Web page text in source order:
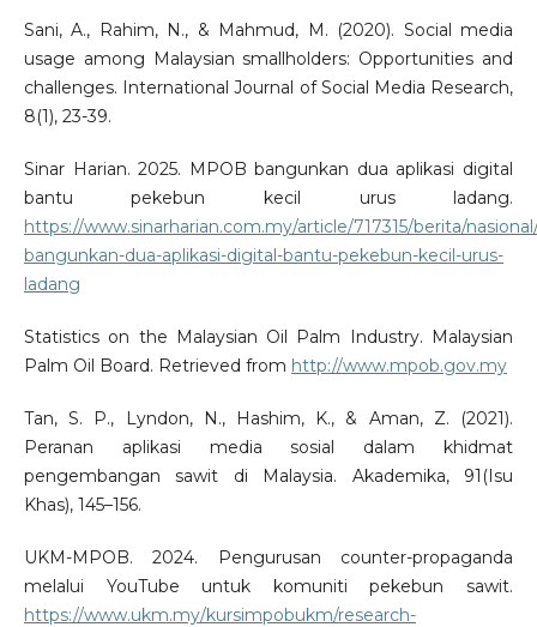
Sani, A., Rahim, N., & Mahmud, M. (2020). Social media
usage among Malaysian smallholders: Opportunities and
challenges. International Journal of Social Media Research,
8(1), 23-39.
Sinar Harian. 2025. MPOB bangunkan dua aplikasi digital
bantu pekebun kecil urus ladang.
https://www.sinarharian.com.my/article/717315/berita/
bangunkan-dua-aplikasi-digital-bantu-pekebun-kecil-urus-
ladang
Statistics on the Malaysian Oil Palm Industry. Malaysian
Palm Oil Board. Retrieved from http://www.mpob.gov.my
Tan, S. P., Lyndon, N., Hashim, K., & Aman, Z. (2021).
Peranan aplikasi media sosial dalam khidmat
pengembangan sawit di Malaysia. Akademika, 91(Isu
Khas), 145–156.
UKM-MPOB. 2024. Pengurusan counter-propaganda
melalui YouTube untuk komuniti pekebun sawit.
https://www.ukm.my/kursimpobukm/research-